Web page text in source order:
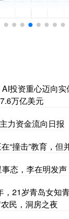
投资重心迈向
万亿美元
力资金流向日报
“撞击”教育，但
态，李在明发声
，21岁青岛女知
民，洞房之夜